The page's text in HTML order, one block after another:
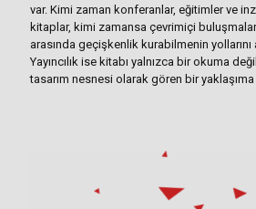
var. Kimi zaman konferanlar, eğitimler ve
kitaplar, kimi zamansa çevrimiçi
arasında geçişkenlik kurabilmenin yollarını
Yayıncılık ise kitabı yalnızca bir okuma
tasarım nesnesi olarak gören bir yaklaşıma